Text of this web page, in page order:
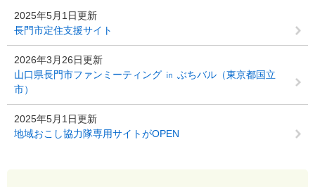
2025年5月1日更新
長門市定住支援サイト
2026年3月26日更新
山口県長門市ファンミーティング ㏌ ぶちバル（東京都国立
市）
2025年5月1日更新
地域おこし協力隊専用サイトがOPEN